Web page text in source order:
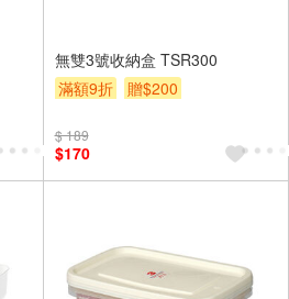
無雙3號收納盒 TSR300
滿額9折
贈$200
$ 189
$170